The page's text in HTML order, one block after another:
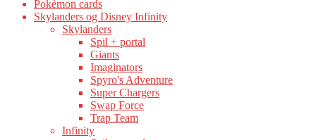
Pokémon cards
Skylanders og Disney Infinity
Skylanders
Spil + portal
Giants
Imaginators
Spyro's Adventure
Super Chargers
Swap Force
Trap Team
Infinity